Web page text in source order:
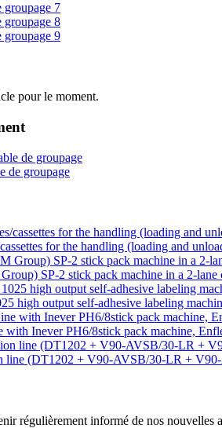
pour le moment.
de groupage
for the handling (loading and
SP-2 stick pack machine in a 2-
high output self-adhesive labeling
with Inever PH6/8stick pack machine,
line (DT1202 + V90-AVSB/30-LR +
régulièrement informé de nos nouvelles